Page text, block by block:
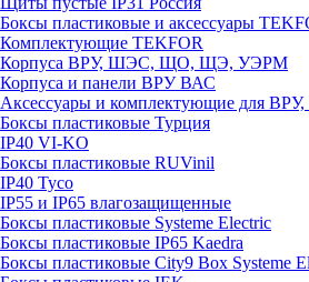
Боксы пластиковые и аксессуары
Комплектующие TEKFOR
Корпуса ВРУ, ШЭС, ЩО, ЩЭ, УЭРМ
Корпуса и панели ВРУ ВАС
Аксессуары и комплектующие для
Боксы пластиковые Турция
IP40 VI-KO
Боксы пластиковые RUVinil
IP40 Тусо
IP55 и IP65 влагозащищенные
Боксы пластиковые Systeme Electric
Боксы пластиковые IP65 Kaedra
Боксы пластиковые City9 Box Systeme